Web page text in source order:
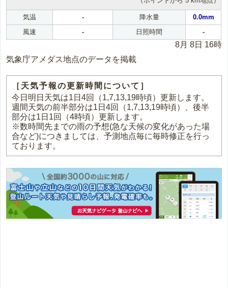
気温 - 降水量
0.0mm
風速
- 日照時間 -
8月 8日 16時
気象庁アメダス地点のデータを掲載
［天気予報の更新時間について］
今日明日天気は1日4回（1,7,13,19時頃）更新します。
週間天気の前半部分は1日4回（1,7,13,19時頃）、後半
部分は1日1回（4時頃）更新します。
※数時間先までの雨の予想(急な天候の変化があった場
合など)につきましては、予測地点毎に毎時修正を行っ
ております。